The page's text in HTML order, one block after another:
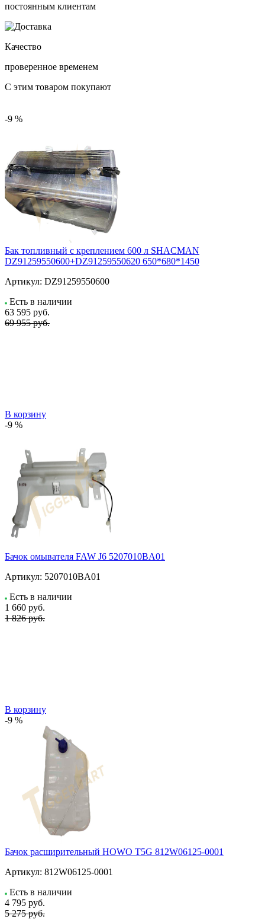
постоянным клиентам
Качество
проверенное временем
С этим товаром покупают
-9 %
Бак топливный с креплением 600 л SHACMAN
DZ91259550600+DZ91259550620 650*680*1450
Артикул: DZ91259550600
Есть в наличии
63 595 руб.
69 955 руб.
В корзину
-9 %
Бачок омывателя FAW J6 5207010BA01
Артикул: 5207010BA01
Есть в наличии
1 660 руб.
1 826 руб.
В корзину
-9 %
Бачок расширительный HOWO T5G 812W06125-0001
Артикул: 812W06125-0001
Есть в наличии
4 795 руб.
5 275 руб.